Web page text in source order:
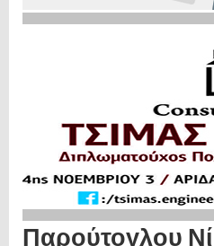
Παρούτογλου